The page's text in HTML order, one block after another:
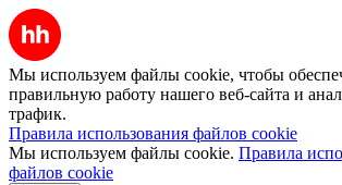
Мы используем файлы cookie, чтобы
правильную работу нашего веб-сайта и
трафик.
Правила использования файлов cookie
Мы используем файлы cookie. Правила
файлов cookie